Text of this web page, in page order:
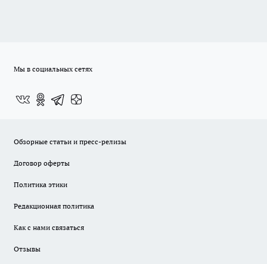
Мы в социальных сетях
Обзорные статьи и пресс-релизы
Договор оферты
Политика этики
Редакционная политика
Как с нами связаться
Отзывы